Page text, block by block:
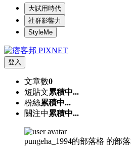
大試用時代
社群影響力
StyleMe
登入
文章數0
短貼文累積中...
粉絲累積中...
關注中 累積中...
pungeha_1994的部落格 的部